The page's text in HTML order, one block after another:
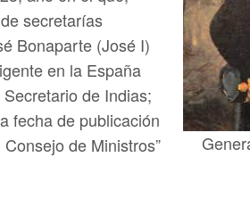
secretarías
Bonaparte (José I)
en la España
de Indias;
fecha de publicación
de Ministros”